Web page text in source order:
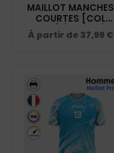
MAILLOT MANCHES
COURTES [COL
ROND] (HOMME) -
HORSE BALL
À partir de 37,99 €